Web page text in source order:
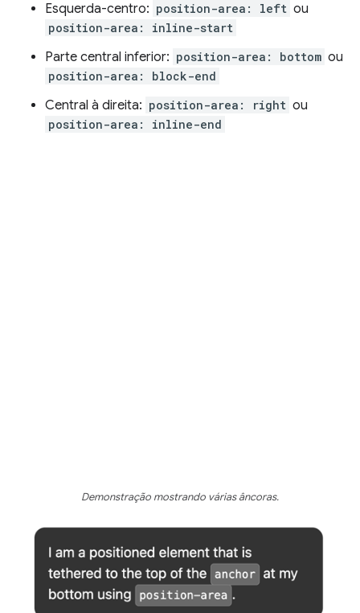
Esquerda-centro: position-area: left ou
position-area: inline-start
Parte central inferior: position-area: bottom ou
position-area: block-end
Central à direita: position-area: right ou
position-area: inline-end
Demonstração mostrando várias âncoras.